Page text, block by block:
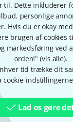
til. Dette inkluderer
personlige
Hvis du er okay
brugen af cookies
markedsføring ved
orden!" (vis alle).
tid trække dit
cookie-
Lad os gøre
to replace a
It's the exact
and eventually the
out and the wheel
threads so they don't
around the
ANMELD BEDØMMELSE